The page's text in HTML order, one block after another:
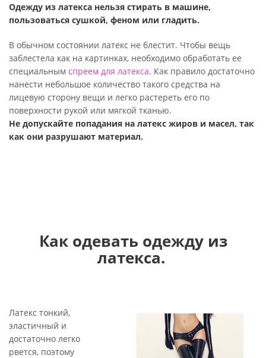
Одежду из латекса нельзя стирать в машине,
пользоваться сушкой, феном или гладить.
В обычном состоянии латекс не блестит. Чтобы вещь
заблестела как на картинках, необходимо обработать ее
специальным спреем для латекса. Как правило достаточно
нанести небольшое количество такого средства на
лицевую сторону вещи и легко растереть его по
поверхности рукой или мягкой тканью.
Не допускайте попадания на латекс жиров и масел, так
как они разрушают материал.
Как одевать одежду из
латекса.
Латекс тонкий,
эластичный и
достаточно легко
рвется, поэтому